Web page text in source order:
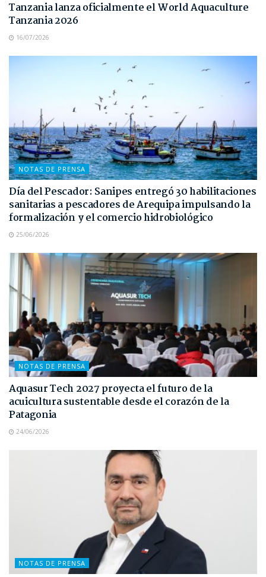
Tanzania lanza oficialmente el World Aquaculture
Tanzania 2026
16/07/2026
NOTAS DE PRENSA
Día del Pescador: Sanipes entregó 30 habilitaciones
sanitarias a pescadores de Arequipa impulsando la
formalización y el comercio hidrobiológico
25/06/2026
NOTAS DE PRENSA
Aquasur Tech 2027 proyecta el futuro de la
acuicultura sustentable desde el corazón de la
Patagonia
24/06/2026
NOTAS DE PRENSA